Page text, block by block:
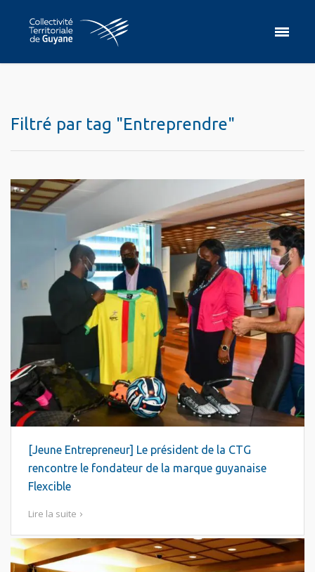
Filtré par tag "Entreprendre"
[Jeune Entrepreneur] Le président de la CTG
rencontre le fondateur de la marque guyanaise
Flexcible
Lire la suite